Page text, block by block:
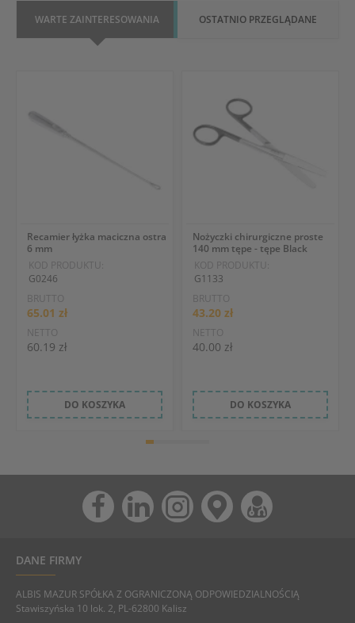
WARTE ZAINTERESOWANIA OSTATNIO PRZEGLĄDANE
Recamier łyżka maciczna ostra
6 mm
KOD PRODUKTU:
G0246
BRUTTO
65.01 zł
NETTO
60.19 zł
DO KOSZYKA
Nożyczki chirurgiczne proste
140 mm tępe - tępe Black
KOD PRODUKTU:
G1133
BRUTTO
43.20 zł
NETTO
40.00 zł
DO KOSZYKA
DANE FIRMY
ALBIS MAZUR SPÓŁKA Z OGRANICZONĄ ODPOWIEDZIALNOŚCIĄ
Stawiszyńska 10 lok. 2, PL-62800 Kalisz